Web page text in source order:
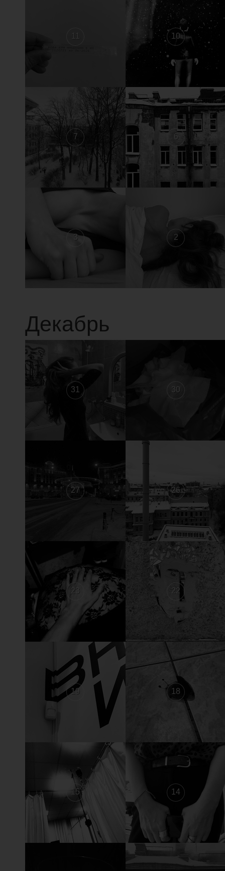
11 10
7 6
3 2
Декабрь
31 30
27 26
23 22
19 18
15 14